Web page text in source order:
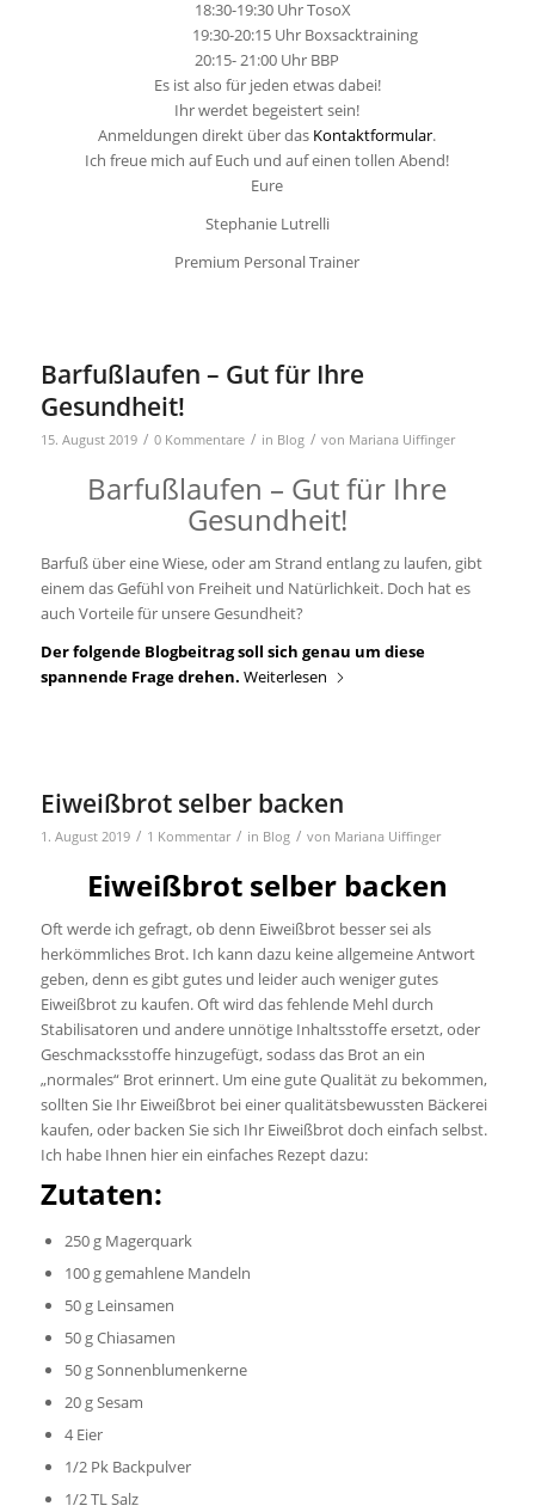
18:30-19:30 Uhr TosoX
19:30-20:15 Uhr Boxsacktraining
20:15- 21:00 Uhr BBP
Es ist also für jeden etwas dabei!
Ihr werdet begeistert sein!
Anmeldungen direkt über das Kontaktformular.
Ich freue mich auf Euch und auf einen tollen Abend!
Eure
Stephanie Lutrelli
Premium Personal Trainer
Barfußlaufen – Gut für Ihre
Gesundheit!
15. August 2019 / 0 Kommentare / in Blog / von Mariana Uiffinger
Barfußlaufen – Gut für Ihre
Gesundheit!
Barfuß über eine Wiese, oder am Strand entlang zu laufen, gibt
einem das Gefühl von Freiheit und Natürlichkeit. Doch hat es
auch Vorteile für unsere Gesundheit?
Der folgende Blogbeitrag soll sich genau um diese
spannende Frage drehen. Weiterlesen
Eiweißbrot selber backen
1. August 2019 / 1 Kommentar / in Blog / von Mariana Uiffinger
Eiweißbrot selber backen
Oft werde ich gefragt, ob denn Eiweißbrot besser sei als
herkömmliches Brot. Ich kann dazu keine allgemeine Antwort
geben, denn es gibt gutes und leider auch weniger gutes
Eiweißbrot zu kaufen. Oft wird das fehlende Mehl durch
Stabilisatoren und andere unnötige Inhaltsstoffe ersetzt, oder
Geschmacksstoffe hinzugefügt, sodass das Brot an ein
„normales“ Brot erinnert. Um eine gute Qualität zu bekommen,
sollten Sie Ihr Eiweißbrot bei einer qualitätsbewussten Bäckerei
kaufen, oder backen Sie sich Ihr Eiweißbrot doch einfach selbst.
Ich habe Ihnen hier ein einfaches Rezept dazu:
Zutaten:
250 g Magerquark
100 g gemahlene Mandeln
50 g Leinsamen
50 g Chiasamen
50 g Sonnenblumenkerne
20 g Sesam
4 Eier
1/2 Pk Backpulver
1/2 TL Salz